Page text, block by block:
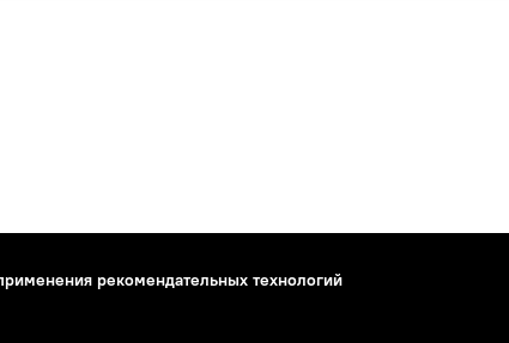
рекомендательных технологий